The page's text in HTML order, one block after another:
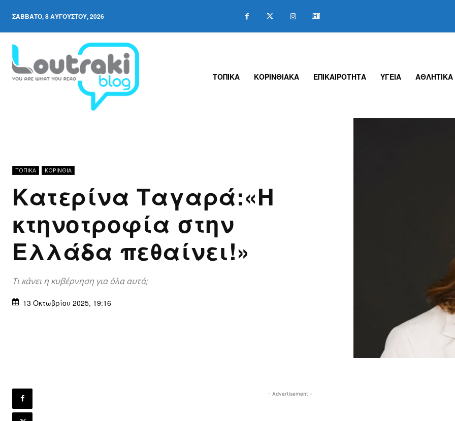
ΣΆΒΒΑΤΟ, 8 ΑΥΓΟΎΣΤΟΥ, 2026
ΤΟΠΙΚΑ ΚΟΡΙΝΘΙΑΚΑ ΕΠΙΚΑΙΡΟΤΗΤΑ ΥΓΕΙΑ ΑΘΛΗΤΙΚΑ
ΤΟΠΙΚΑ ΚΟΡΙΝΘΊΑ
Κατερίνα Ταγαρά:«H
κτηνοτροφία στην
Ελλάδα πεθαίνει!»
Τι κάνει η κυβέρνηση για όλα αυτά;
13 Οκτωβρίου 2025, 19:16
- Advertisement -